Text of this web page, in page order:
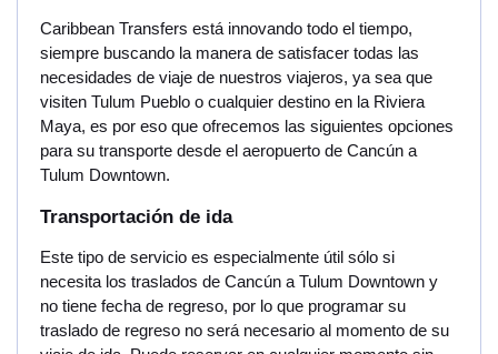
Caribbean Transfers está innovando todo el tiempo,
siempre buscando la manera de satisfacer todas las
necesidades de viaje de nuestros viajeros, ya sea que
visiten Tulum Pueblo o cualquier destino en la Riviera
Maya, es por eso que ofrecemos las siguientes opciones
para su transporte desde el aeropuerto de Cancún a
Tulum Downtown.
Transportación de ida
Este tipo de servicio es especialmente útil sólo si
necesita los traslados de Cancún a Tulum Downtown y
no tiene fecha de regreso, por lo que programar su
traslado de regreso no será necesario al momento de su